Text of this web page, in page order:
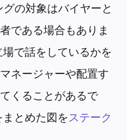
の対象はバイヤーと
である場合もありま
で話をしているかを
ネージャーや配置す
くることがあるで
とめた図をステーク